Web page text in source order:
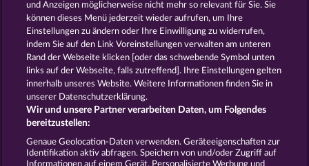
EXPLODIAC RHFP
AGB Datenschutz Impressum
Unternehmensseite
Affiliate-Programm
Widerruf einreichen
und Anzeigen möglicherweise nicht mehr so ​​relevant für Sie. Sie
können dieses Menü jederzeit wieder aufrufen, um Ihre
Einstellungen zu ändern oder Ihre Einwilligung zu widerrufen,
indem Sie auf den Link Voreinstellungen verwalten am unteren
Rand der Webseite klicken [oder das schwebende Symbol unten
links auf der Webseite, falls zutreffend]. Ihre Einstellungen gelten
innerhalb unseres Website. Weitere Informationen finden Sie in
unserer Datenschutzerklärung.
Wir und unsere Partner verarbeiten Daten, um Folgendes
bereitzustellen:
Genaue Geolocation-Daten verwenden. Geräteeigenschaften zur
Identifikation aktiv abfragen. Speichern von und/oder Zugriff auf